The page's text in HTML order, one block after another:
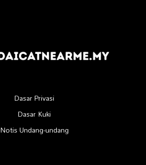
Dasar Privasi
Dasar Kuki
Notis Undang-undang